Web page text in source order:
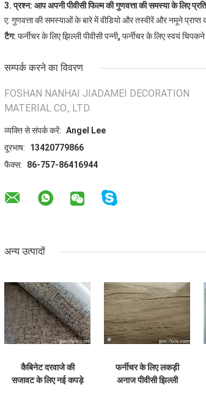
3. प्रश्न: आप अपनी पीवीसी फिल्म की गुणवत्ता की समस्या के लिए
ए: गुणवत्ता की समस्याओं के बारे में वीडियो और तस्वीरें और नमूने
टैग: फर्नीचर के लिए झिल्ली पीवीसी पन्नी, फर्नीचर के लिए स्वयं
सम्पर्क करने का विवरण
FOSHAN NANHAI JIADAMEI DECORATION
MATERIAL CO., LTD.
व्यक्ति से संपर्क करें: Angel Lee
दूरभाष:
13420779866
फैक्स:
86-757-86416944
अन्य उत्पादों
कैबिनेट दरवाजे की
सजावट के लिए नई कपड़े
फर्नीचर के लिए लकड़ी
अनाज पीवीसी झिल्ली